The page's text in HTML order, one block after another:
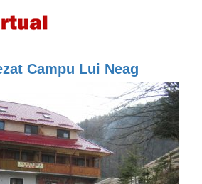
Campu Lui Neag